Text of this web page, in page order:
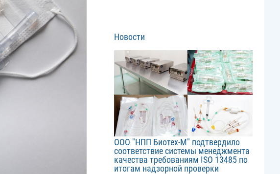
Новости
Image
ООО "НПП Биотех-М" подтвердило
соответствие системы менеджмента
качества требованиям ISO 13485 по
итогам надзорной проверки